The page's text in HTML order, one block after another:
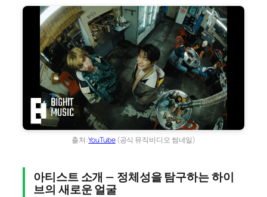
출처:YouTube(공식 뮤직비디오 썸네일)
아티스트 소개 — 정체성을 탐구하는 하이
브의 새로운 얼굴